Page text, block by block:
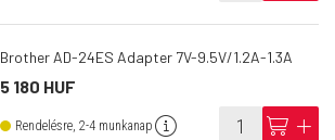
Brother AD-24ES Adapter 7V-9.5V/1.2A-1.3A
5 180 HUF
Rendelésre, 2-4 munkanap info cart add